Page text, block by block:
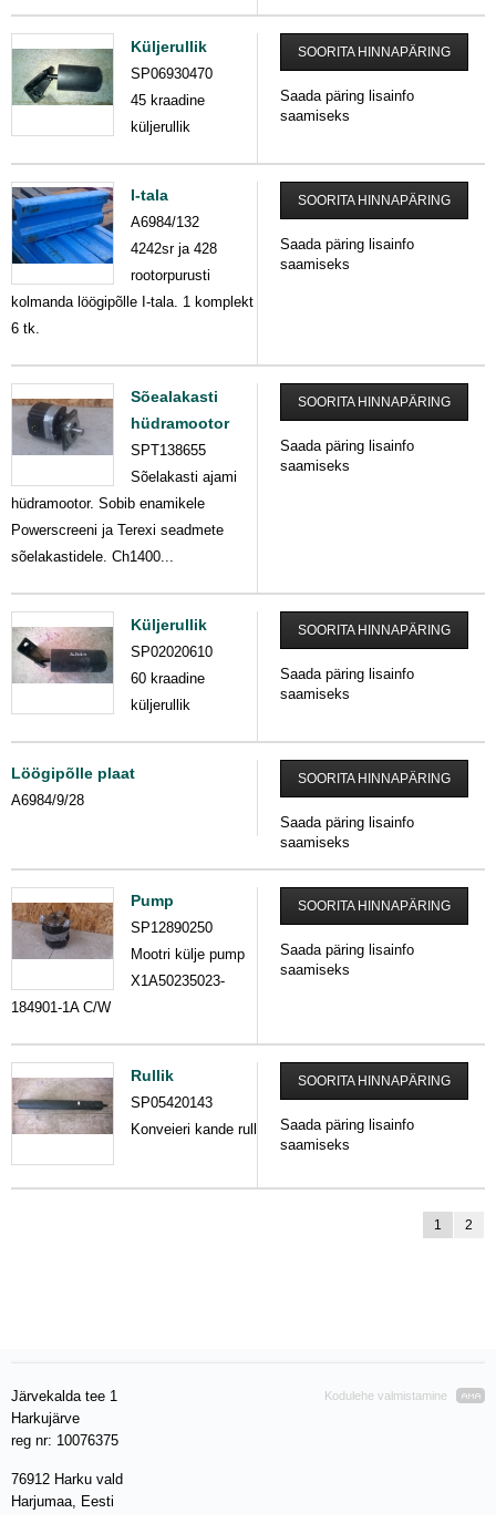
Küljerullik
SP06930470
45 kraadine
küljerullik
SOORITA HINNAPÄRING
Saada päring lisainfo
saamiseks
I-tala
A6984/132
4242sr ja 428
rootorpurusti
kolmanda löögipõlle I-tala. 1 komplekt
6 tk.
SOORITA HINNAPÄRING
Saada päring lisainfo
saamiseks
Sõealakasti
hüdramootor
SPT138655
Sõelakasti ajami
hüdramootor. Sobib enamikele
Powerscreeni ja Terexi seadmete
sõelakastidele. Ch1400...
SOORITA HINNAPÄRING
Saada päring lisainfo
saamiseks
Küljerullik
SP02020610
60 kraadine
küljerullik
SOORITA HINNAPÄRING
Saada päring lisainfo
saamiseks
Löögipõlle plaat
A6984/9/28
SOORITA HINNAPÄRING
Saada päring lisainfo
saamiseks
Pump
SP12890250
Mootri külje pump
X1A50235023-
184901-1A C/W
SOORITA HINNAPÄRING
Saada päring lisainfo
saamiseks
Rullik
SP05420143
Konveieri kande rull
SOORITA HINNAPÄRING
Saada päring lisainfo
saamiseks
1 2
Järvekalda tee 1
Harkujärve
reg nr: 10076375
76912 Harku vald
Harjumaa, Eesti
Kodulehe valmistamine